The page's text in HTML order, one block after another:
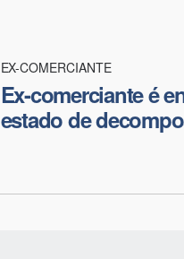
EX-COMERCIANTE
Ex-comerciante é
estado de